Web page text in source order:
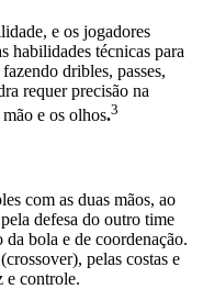
e os jogadores
habilidades técnicas para
dribles, passes,
requer precisão na
e os olhos.3
com as duas mãos, ao
defesa do outro time
bola e de coordenação.
pelas costas e
e controle.